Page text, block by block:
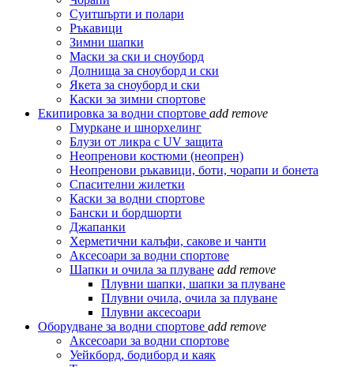
Суитшърти и полари
Ръкавици
Зимни шапки
Маски за ски и сноуборд
Долнища за сноуборд и ски
Якета за сноуборд и ски
Каски за зимни спортове
Екипировка за водни спортове add remove
Гмуркане и шнорхелинг
Блузи от ликра с UV защита
Неопренови костюми (неопрен)
Неопренови ръкавици, боти, чорапи и бонета
Спасителни жилетки
Каски за водни спортове
Бански и бордшорти
Джапанки
Херметични калъфи, сакове и чанти
Аксесоари за водни спортове
Шапки и очила за плуване add remove
Плувни шапки, шапки за плуване
Плувни очила, очила за плуване
Плувни аксесоари
Оборудване за водни спортове add remove
Аксесоари за водни спортове
Уейкборд, бодиборд и каяк